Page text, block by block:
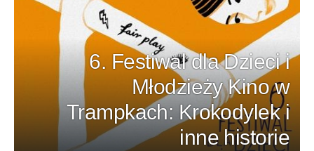
6. Festiwal dla Dzieci i
Młodzieży Kino w
Trampkach: Krokodylek i
inne historie